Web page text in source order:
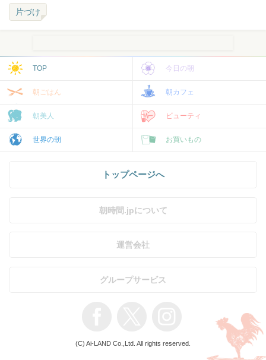
片づけ
TOP 今日の朝
朝ごはん 朝カフェ
朝美人 ビューティ
世界の朝 お買いもの
トップページへ
朝時間.jpについて
運営会社
グループサービス
(C) Ai-LAND Co.,Ltd. All rights reserved.